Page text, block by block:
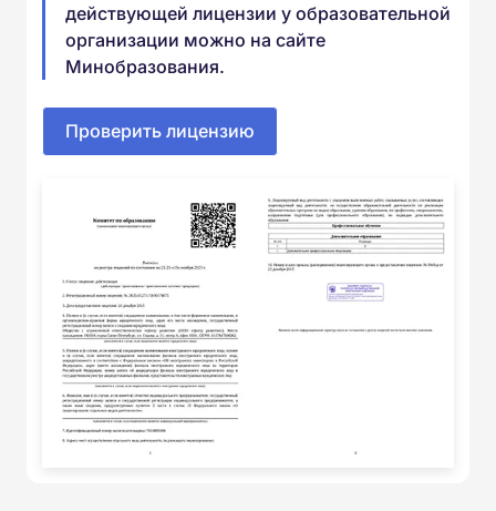
действующей лицензии у образовательной
организации можно на сайте
Минобразования.
Проверить лицензию